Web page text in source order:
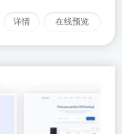
详情 在线预览